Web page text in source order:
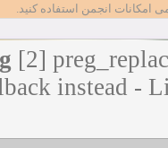
امکانات انجمن استفاده کنید.
[2]
instead -